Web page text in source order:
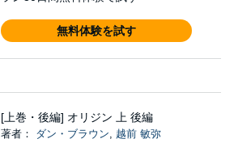
無料体験を試す
[上巻・後編] オリジン 上 後編
著者： ダン・ブラウン, 越前 敏弥